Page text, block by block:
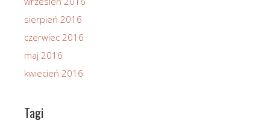
sierpień 2016
czerwiec 2016
maj 2016
kwiecień 2016
Tagi